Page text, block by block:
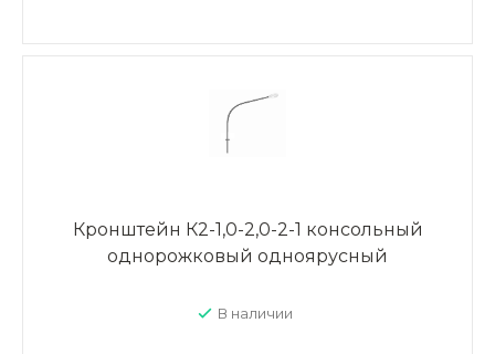
Кронштейн К2-1,0-2,0-2-1 консольный
однорожковый одноярусный
В наличии